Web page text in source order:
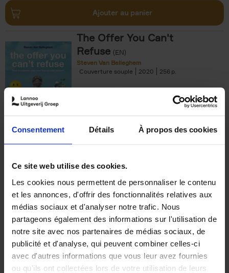
Consentement Détails À propos des cookies
Ce site web utilise des cookies.
Les cookies nous permettent de personnaliser le contenu
et les annonces, d'offrir des fonctionnalités relatives aux
médias sociaux et d'analyser notre trafic. Nous
partageons également des informations sur l'utilisation de
notre site avec nos partenaires de médias sociaux, de
publicité et d'analyse, qui peuvent combiner celles-ci
avec d'autres informations que vous leur avez fournies
ou qu'ils ont collectées lors de votre utilisation de leurs
Ajouter au panier
The Offer You Can't
Refuse (EN)
Steven Van Belleghem
Couverture souple
2020 256
€37,50
Building Bonds = Building
Business
Jochen Roef Jozefien De Feyter
Carolien Boom
Couverture souple
2025 200
€29,99